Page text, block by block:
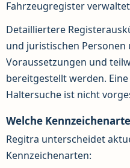
Fahrzeugregister
Detailliertere
und juristischen
Voraussetzungen und
bereitgestellt werden.
Haltersuche ist nicht
Welche
Regitra unterscheidet
Kennzeichenarten: